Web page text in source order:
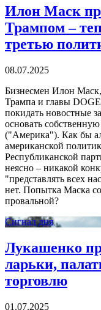
Илон Маск
Трампом –
третью
08.07.2025
Бизнесмен Илон
Трампа и главы
покидать новостные
основать
("Америка"). Как бы
американской
Республиканской
неясно – никакой
"представлять всех
нет. Попытка Маска
провальной?
Сигнал дня
Лукашенко
ларьки,
торговлю
01.07.2025